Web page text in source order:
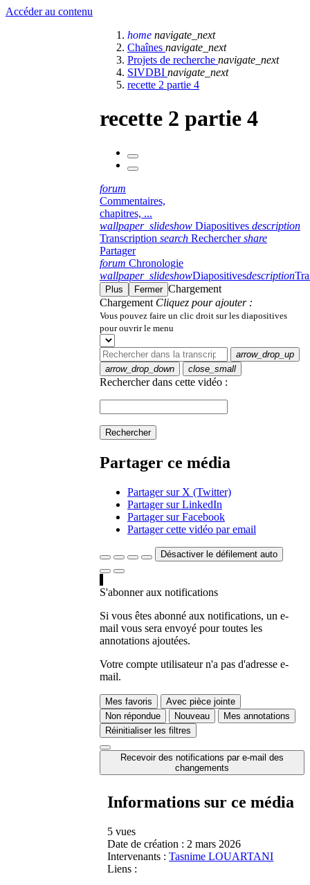
Accéder au contenu
home navigate_next
Chaînes navigate_next
Projets de recherche navigate_next
SIVDBI navigate_next
recette 2 partie 4
recette 2 partie 4
forum
Commentaires,
chapitres, ...
wallpaper_slideshow Diapositives description
Transcription search Rechercher share
Partager
forum Chronologie
wallpaper_slideshowDiapositivesdescription
Plus Fermer Chargement
Chargement Cliquez pour ajouter :
Vous pouvez faire un clic droit sur les diapositives
pour ouvrir le menu
arrow_drop_up
arrow_drop_down
close_small
Rechercher dans cette vidéo :
Rechercher
Partager ce média
Partager sur X (Twitter)
Partager sur LinkedIn
Partager sur Facebook
Partager cette vidéo par email
Désactiver le défilement auto
S'abonner aux notifications
Si vous êtes abonné aux notifications, un e-
mail vous sera envoyé pour toutes les
annotations ajoutées.
Votre compte utilisateur n'a pas d'adresse e-
mail.
Mes favoris
Avec pièce jointe
Non répondue
Nouveau
Mes annotations
Réinitialiser les filtres
Recevoir des notifications par e-mail des
changements
Informations sur ce média
5 vues
Date de création : 2 mars 2026
Intervenants : Tasnime LOUARTANI
Liens :